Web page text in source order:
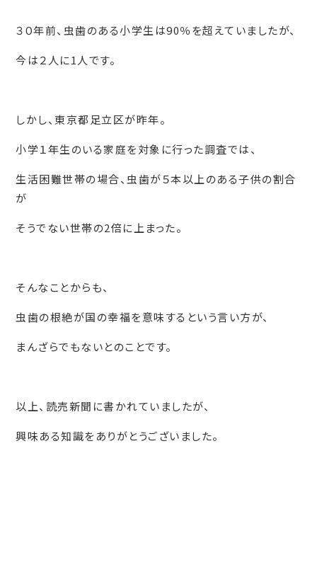
３０年前、虫歯のある小学生は90％を超えていましたが、
今は２人に1人です。
しかし、東京都足立区が昨年。
小学１年生のいる家庭を対象に行った調査では、
生活困難世帯の場合、虫歯が５本以上のある子供の割合
が
そうでない世帯の2倍に上まった。
そんなことからも、
虫歯の根絶が国の幸福を意味するという言い方が、
まんざらでもないとのことです。
以上、読売新聞に書かれていましたが、
興味ある知識をありがとうございました。